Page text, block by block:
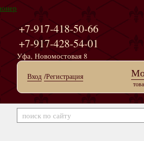
+7-917-418-50-66
+7-917-428-54-01
Уфа, Новомостовая 8
Вход /Регистрация